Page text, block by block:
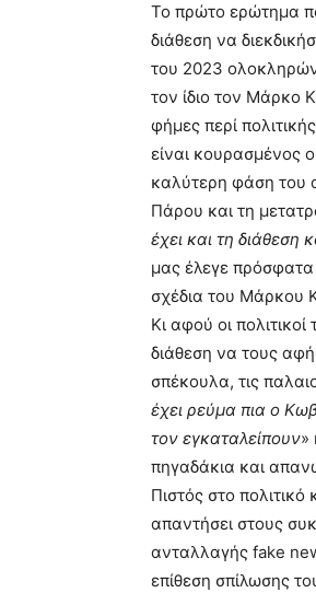
Το πρώτο ερώτημα
διάθεση να
του 2023
τον ίδιο τον Μάρκο
φήμες περί
είναι κουρασμένος
καλύτερη φάση του
Πάρου και τη
έχει και τη διάθεση
μας έλεγε πρόσφατα
σχέδια του Μάρκου
Κι αφού οι
διάθεση να τους
σπέκουλα, τις
έχει ρεύμα πια ο
τον εγκαταλείπουν»
πηγαδάκια και
Πιστός στο
απαντήσει στους
ανταλλαγής fake
επίθεση σπίλωσης